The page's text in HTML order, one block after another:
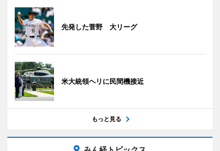
先発した菅野 大リーグ
米大統領ヘリに民間機接近
もっと見る